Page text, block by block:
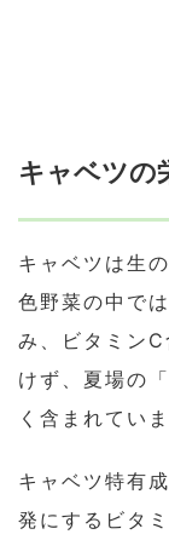
キャベツの
キャベツは生
色野菜の中で
み、ビタミン
けず、夏場の「
く含まれていま
キャベツ特有
発にするビタ